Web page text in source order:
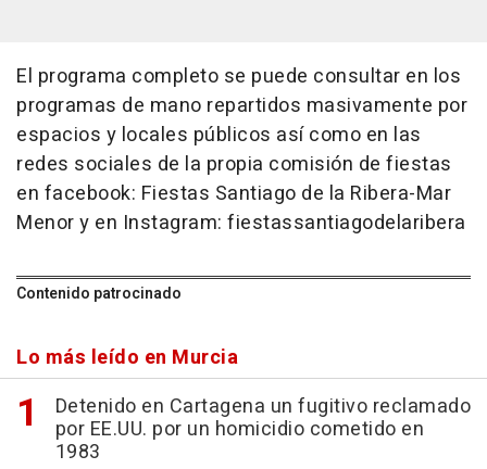
El programa completo se puede consultar en los
programas de mano repartidos masivamente por
espacios y locales públicos así como en las
redes sociales de la propia comisión de fiestas
en facebook: Fiestas Santiago de la Ribera-Mar
Menor y en Instagram: fiestassantiagodelaribera
Contenido patrocinado
Lo más leído en Murcia
Detenido en Cartagena un fugitivo reclamado
por EE.UU. por un homicidio cometido en
1983